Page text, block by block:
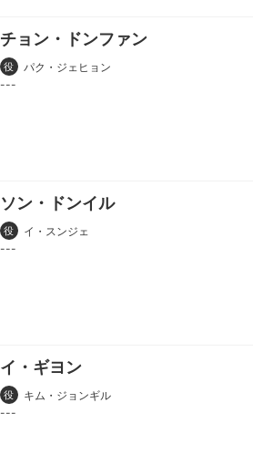
チョン・ドンファン
役 パク・ジェヒョン
ソン・ドンイル
役 イ・スンジェ
イ・ギヨン
役 キム・ジョンギル